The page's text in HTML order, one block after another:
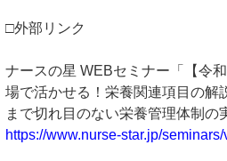
□外部リンク
ナースの星 WEBセミナー「【令
場で活かせる！栄養関連項目の解
まで切れ目のない栄養管理体制の
https://www.nurse-star.jp/